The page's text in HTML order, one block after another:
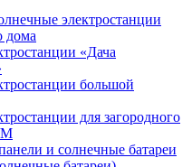
электростанции
дома
«Дача
большой
для загородного
и солнечные батареи